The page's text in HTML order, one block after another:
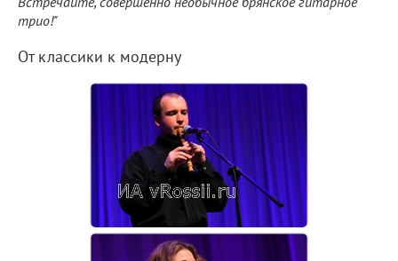
трио!"
От классики к модерну